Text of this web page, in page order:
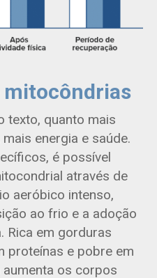
mitocôndrias
texto, quanto mais
energia e saúde.
é possível
através de
aeróbico intenso,
ao frio e a adoção
Rica em gorduras
proteínas e pobre em
os corpos